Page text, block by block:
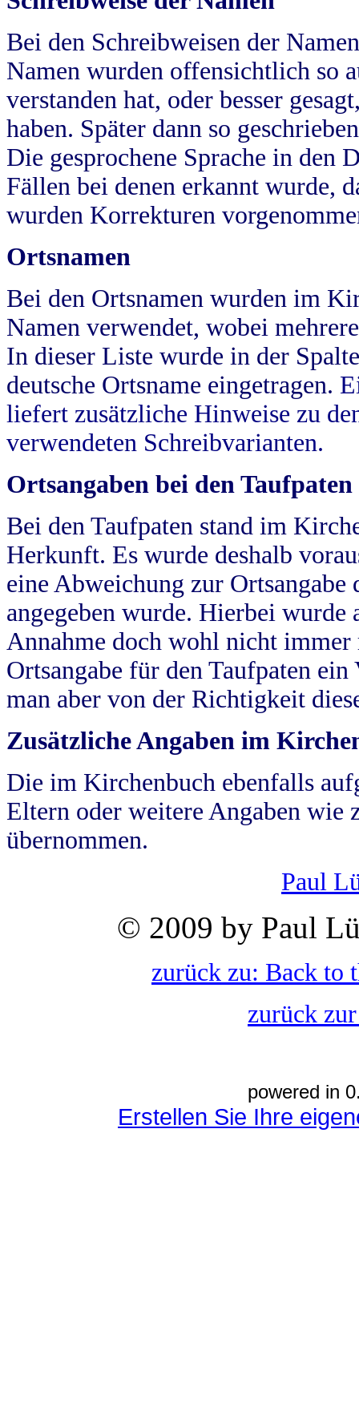
Bei den Schreibweisen der
Namen wurden offensichtlich so
verstanden hat, oder besser
haben. Später dann so
Die gesprochene Sprache in
Fällen bei denen erkannt wurde,
wurden Korrekturen
Ortsnamen
Bei den Ortsnamen wurden im
Namen verwendet, wobei
In dieser Liste wurde in der
deutsche Ortsname eingetragen.
liefert zusätzliche Hinweise zu
verwendeten Schreibvarianten.
Ortsangaben bei den Taufpaten
Bei den Taufpaten stand im
Herkunft. Es wurde deshalb
eine Abweichung zur
angegeben wurde. Hierbei wurde
Annahme doch wohl nicht
Ortsangabe für den Taufpaten
man aber von der Richtigkeit
Zusätzliche Angaben im
Die im Kirchenbuch ebenfalls
Eltern oder weitere Angaben wie
übernommen.
Paul
© 2009 by Paul
zurück zu: Back to
zurück
powered in
Erstellen Sie Ihre